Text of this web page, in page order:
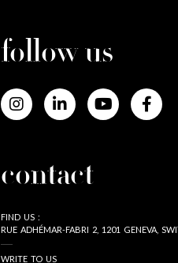
follow us
contact
FIND US :
RUE ADHÉMAR-FABRI 2, 1201 GENEVA,
WRITE TO US